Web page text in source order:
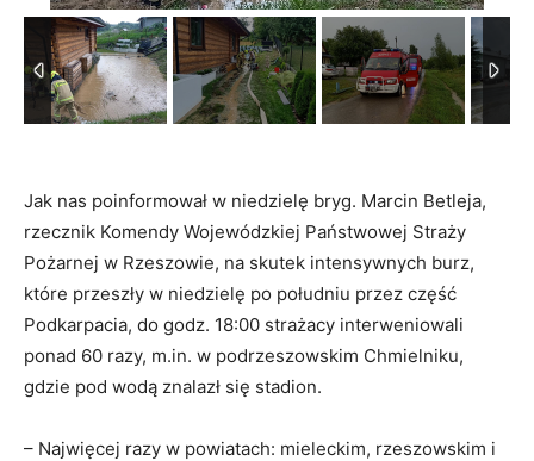
Jak nas poinformował w niedzielę bryg. Marcin Betleja,
rzecznik Komendy Wojewódzkiej Państwowej Straży
Pożarnej w Rzeszowie, na skutek intensywnych burz,
które przeszły w niedzielę po południu przez część
Podkarpacia, do godz. 18:00 strażacy interweniowali
ponad 60 razy, m.in. w podrzeszowskim Chmielniku,
gdzie pod wodą znalazł się stadion.
– Najwięcej razy w powiatach: mieleckim, rzeszowskim i